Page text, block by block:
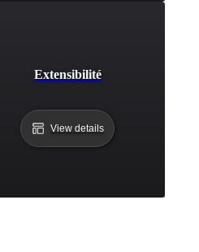
Extensibilité
View details